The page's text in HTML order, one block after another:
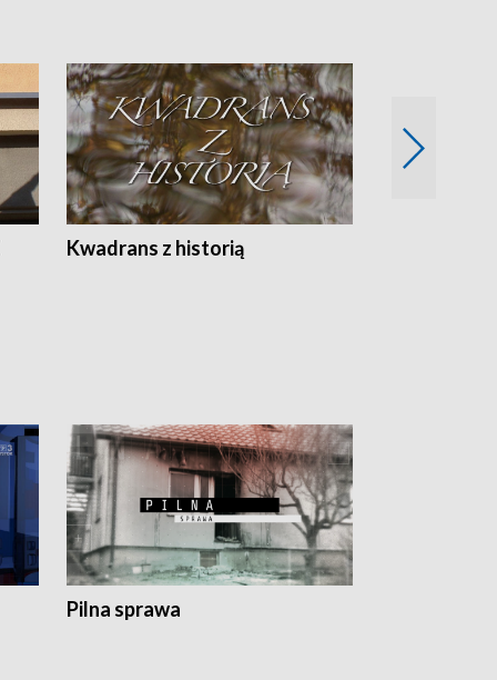
Kwadrans z historią
Pilna sprawa